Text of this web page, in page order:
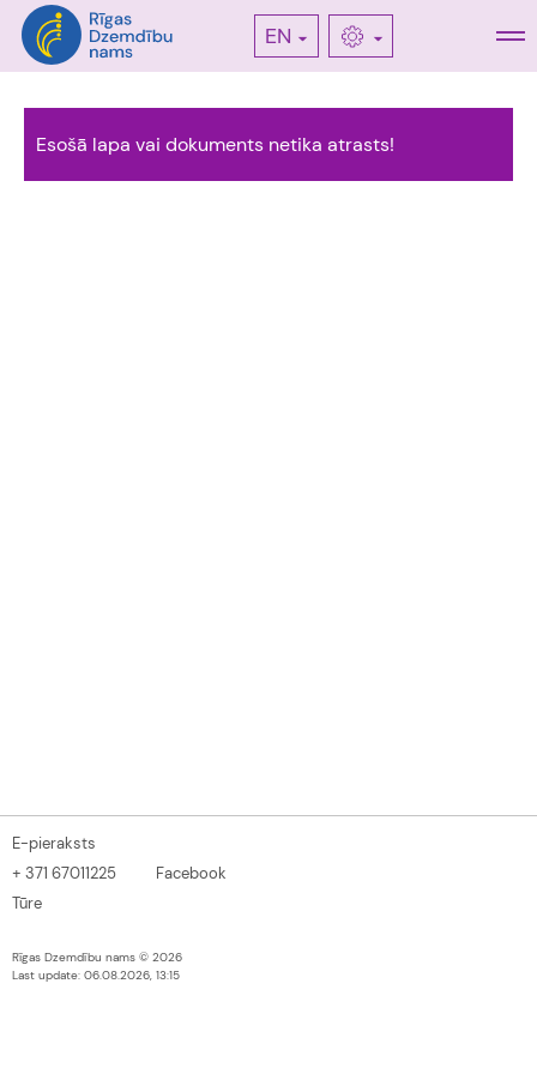
EN
Esošā lapa vai dokuments netika atrasts!
E-pieraksts
+ 371 67011225
Facebook
Tūre
Rīgas Dzemdību nams © 2026
Last update: 06.08.2026, 13:15